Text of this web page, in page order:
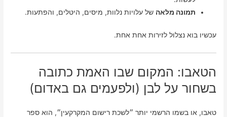
תמונה מלאה של עלויות נלוות, מיסים, היטלים, והפתעות.
עכשיו בוא נצלול לזירות אחת אחת.
הטאבו: המקום שבו האמת כתובה
בשחור על לבן (ולפעמים גם באדום)
טאבו, או בשמו הרשמי יותר ״לשכת רישום המקרקעין״, הוא ספר